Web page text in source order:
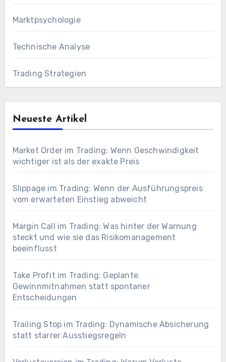
Marktpsychologie
Technische Analyse
Trading Strategien
Neueste Artikel
Market Order im Trading: Wenn Geschwindigkeit
wichtiger ist als der exakte Preis
Slippage im Trading: Wenn der Ausführungspreis
vom erwarteten Einstieg abweicht
Margin Call im Trading: Was hinter der Warnung
steckt und wie sie das Risikomanagement
beeinflusst
Take Profit im Trading: Geplante
Gewinnmitnahmen statt spontaner
Entscheidungen
Trailing Stop im Trading: Dynamische Absicherung
statt starrer Ausstiegsregeln